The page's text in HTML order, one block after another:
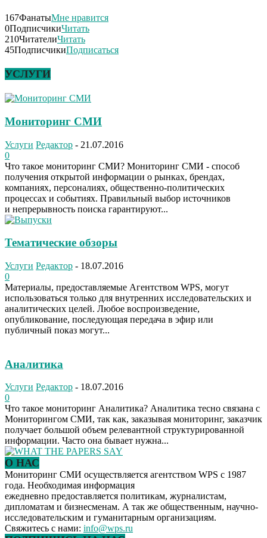
167ФанатыМне нравится
0ПодписчикиЧитать
210ЧитателиЧитать
45ПодписчикиПодписаться
УСЛУГИ
Мониторинг СМИ
Услуги Редактор - 21.07.2016
0
Что такое мониторинг СМИ? Мониторинг СМИ - способ
получения открытой информации о рынках, брендах,
компаниях, персоналиях, общественно-политических
процессах и событиях. Правильный выбор источников
и непрерывность поиска гарантируют...
Тематические обзоры
Услуги Редактор - 18.07.2016
0
Материалы, предоставляемые Агентством WPS, могут
использоваться только для внутренних исследовательских и
аналитических целей. Любое воспроизведение,
опубликование, последующая передача в эфир или
публичный показ могут...
Аналитика
Услуги Редактор - 18.07.2016
0
Что такое мониторинг Аналитика? Аналитика тесно связана с
Мониторингом СМИ, так как, заказывая мониторинг, заказчик
получает большой объем релевантной структурированной
информации. Часто она бывает нужна...
О НАС
Мониторинг СМИ осуществляется агентством WPS с 1987
года. Необходимая информация
ежедневно предоставляется политикам, журналистам,
дипломатам и бизнесменам. А так же общественным, научно-
исследовательским и гуманитарным организациям.
Свяжитесь с нами: info@wps.ru